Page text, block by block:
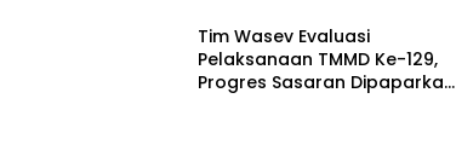
Tim Wasev Evaluasi
Pelaksanaan TMMD Ke-129,
Progres Sasaran Dipaparkan